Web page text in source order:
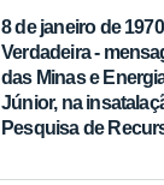
8 de janeiro de
Verdadeira -
das Minas e
Júnior, na
Pesquisa de